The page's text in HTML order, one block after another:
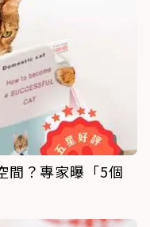
間？專家曝「5個